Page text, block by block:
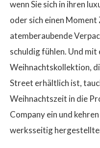
wenn Sie sich in ihren
oder sich einen Moment
atemberaubende
schuldig fühlen. Und
Weihnachtskollektion,
Street erhältlich ist,
Weihnachtszeit in die
Company ein und
werksseitig